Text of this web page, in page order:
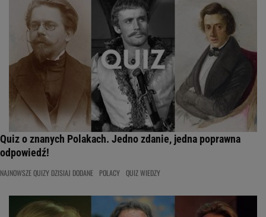
Quiz o znanych Polakach. Jedno zdanie, jedna poprawna
odpowiedź!
NAJNOWSZE QUIZY DZISIAJ DODANE POLACY QUIZ WIEDZY